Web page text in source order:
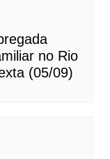
no Rio
(05/09)